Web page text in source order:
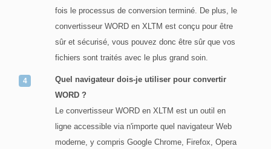
fois le processus de conversion terminé. De plus, le
convertisseur WORD en XLTM est conçu pour être
sûr et sécurisé, vous pouvez donc être sûr que vos
fichiers sont traités avec le plus grand soin.
Quel navigateur dois-je utiliser pour convertir
WORD ?
Le convertisseur WORD en XLTM est un outil en
ligne accessible via n'importe quel navigateur Web
moderne, y compris Google Chrome, Firefox, Opera